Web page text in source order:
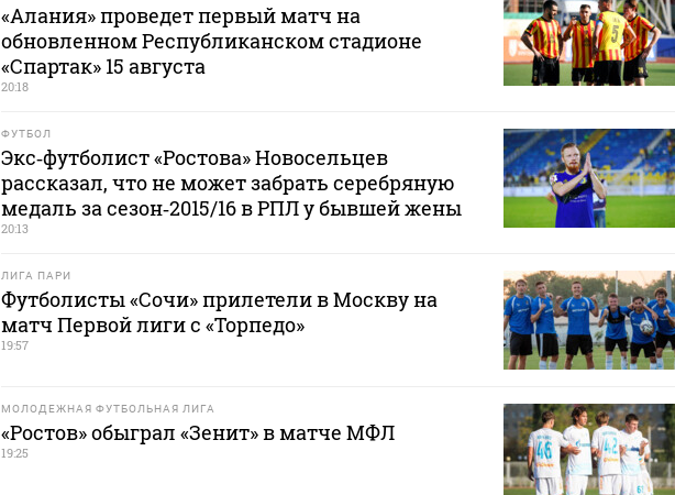
«Алания» проведет первый матч на
обновленном Республиканском стадионе
«Спартак» 15 августа
20:18
ФУТБОЛ
Экс‑футболист «Ростова» Новосельцев
рассказал, что не может забрать серебряную
медаль за сезон‑2015/16 в РПЛ у бывшей жены
20:13
ЛИГА ПАРИ
Футболисты «Сочи» прилетели в Москву на
матч Первой лиги с «Торпедо»
19:57
МОЛОДЕЖНАЯ ФУТБОЛЬНАЯ ЛИГА
«Ростов» обыграл «Зенит» в матче МФЛ
19:25